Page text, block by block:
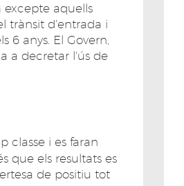
excepte aquells
trànsit d'entrada i
6 anys. El Govern,
a decretar l'ús de
classe i es faran
que els resultats es
de positiu tot